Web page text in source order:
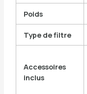
Poids
Type de filtre
Accessoires
inclus